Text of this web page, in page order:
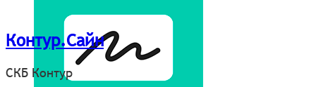
Контур.Сайн
СКБ Контур